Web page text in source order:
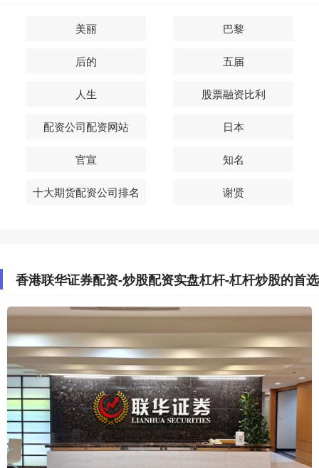
美丽 巴黎
后的 五届
人生 股票融资比利
配资公司配资网站 日本
官宣 知名
十大期货配资公司排名 谢贤
香港联华证券配资-炒股配资实盘杠杆-杠杆炒股的首选